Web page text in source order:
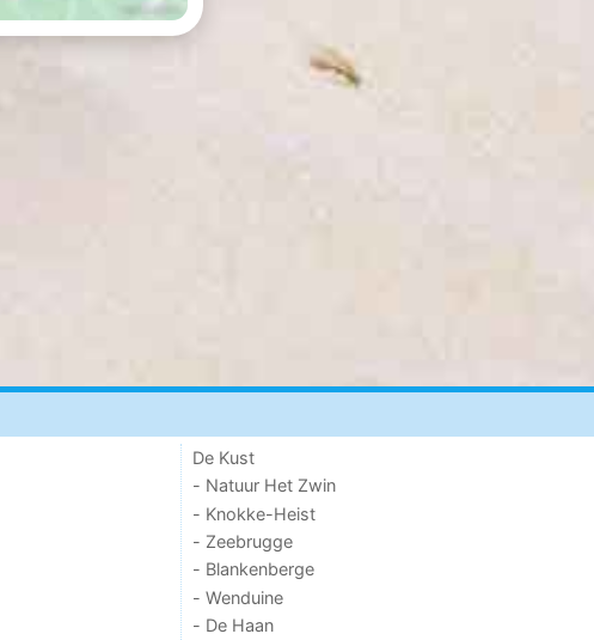
De Kust
- Natuur Het Zwin
- Knokke-Heist
- Zeebrugge
- Blankenberge
- Wenduine
- De Haan